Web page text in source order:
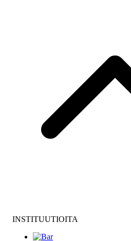
INSTITUUTIOITA